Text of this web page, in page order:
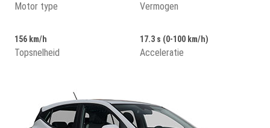
Motor type Vermogen
156 km/h
Topsnelheid
17.3 s (0-100 km/h)
Acceleratie